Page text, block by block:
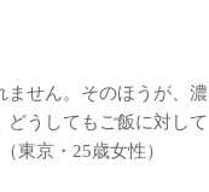
ません。そのほうが、濃
うしてもご飯に対して
東京・25歳女性）